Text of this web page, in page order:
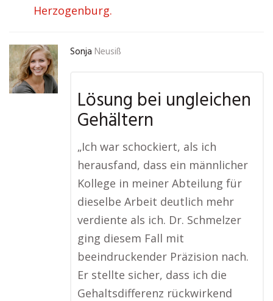
Herzogenburg.
Sonja Neusiß
Lösung bei ungleichen
Gehältern
„Ich war schockiert, als ich
herausfand, dass ein männlicher
Kollege in meiner Abteilung für
dieselbe Arbeit deutlich mehr
verdiente als ich. Dr. Schmelzer
ging diesem Fall mit
beeindruckender Präzision nach.
Er stellte sicher, dass ich die
Gehaltsdifferenz rückwirkend